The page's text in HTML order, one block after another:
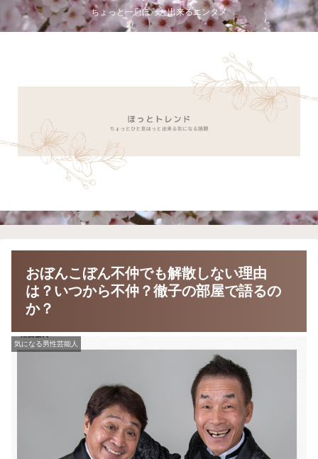
ちょっと一息ほっと出来るエンタメ
おぼんこぼん不仲でも解散しない理由
は？いつから不仲？徹子の部屋で語るの
か？
気になる男性芸能人